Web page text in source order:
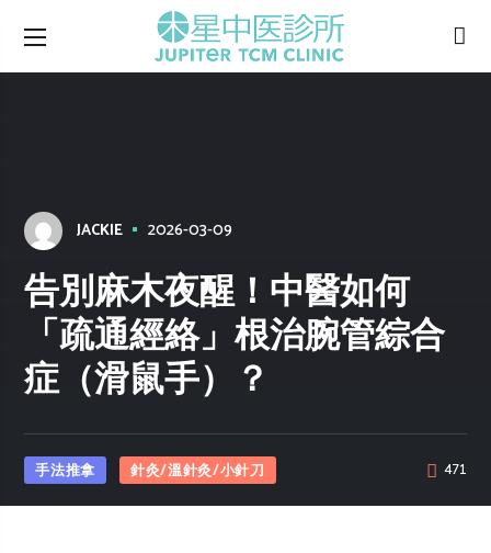
JACKIE 2026-03-09
告別麻木夜醒！中醫如何
「疏通經絡」根治腕管綜合
症（滑鼠手）？
手法推拿 針灸/溫針灸/小針刀 471